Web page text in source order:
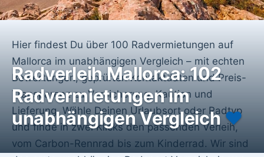
Radverleih Mallorca: 102
Radvermietungen im
unabhängigen Vergleich♥️
Hier findest Du über 100 Radvermietungen auf
Mallorca im unabhängigen Vergleich – mit echten
Bewertungen, geprüften Kontaktdaten und Preis-
Transparenz zu Versicherung, Kaution und
Lieferung. Wähle Deinen Urlaubsort oder Radtyp
und finde in zwei Klicks den passenden Verleih,
vom Carbon-Rennrad bis zum Kinderrad. Wir sind